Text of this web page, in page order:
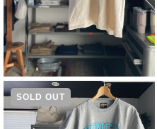
5,940
SOLD OUT